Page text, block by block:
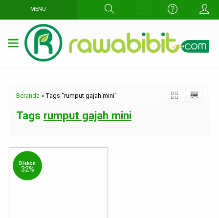
MENU
Beranda » Tags "rumput gajah mini"
Tags rumput gajah mini
Diskon
32%